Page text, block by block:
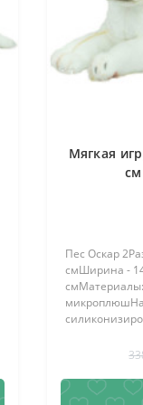
Мягкая
Пес Оскар
смШирина -
нашем